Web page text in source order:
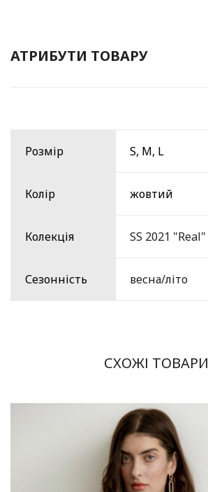
АТРИБУТИ ТОВАРУ
Розмір S, M, L
Колір жовтий
Колекція SS 2021 "Real"
Сезонність весна/літо
СХОЖІ ТОВАРИ